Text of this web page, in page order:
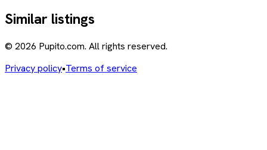
Similar listings
© 2026 Pupito.com. All rights reserved.
Privacy policy•Terms of service